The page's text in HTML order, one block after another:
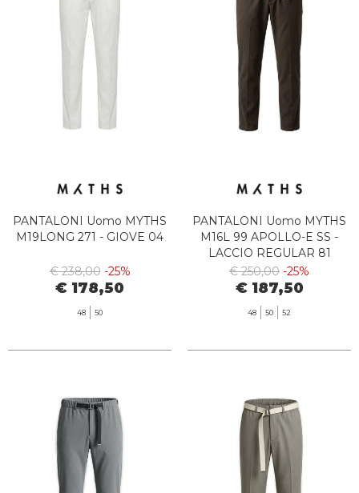
PANTALONI Uomo MYTHS
M19LONG 271 - GIOVE 04
€ 238,00 -25%
€ 178,50
48 50
PANTALONI Uomo MYTHS
M16L 99 APOLLO-E SS -
LACCIO REGULAR 81
€ 250,00 -25%
€ 187,50
48 50 52